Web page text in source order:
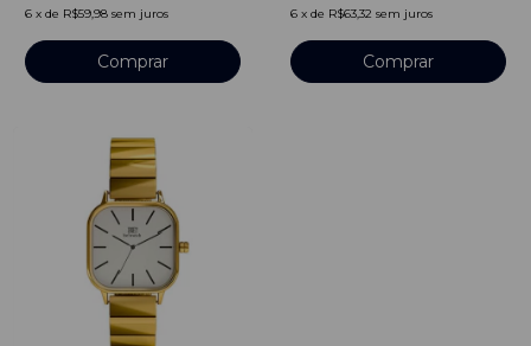
6 x de R$59,98 sem juros
Comprar
6 x de R$63,32 sem juros
Comprar